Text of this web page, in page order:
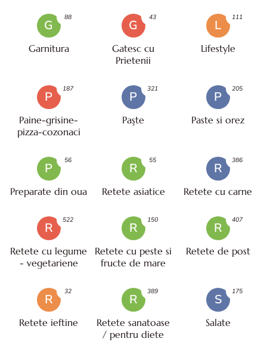
G
Garnitura
88
G
Gatesc cu
Prietenii
43
L
Lifestyle
111
P
Paine-grisine-
pizza-cozonaci
187
P
Paşte
321
P
Paste si orez
205
P
Preparate din oua
56
R
Retete asiatice
55
R
Retete cu carne
386
R
Retete cu legume
- vegetariene
522
R
Retete cu peste si
fructe de mare
150
R
Retete de post
407
R
Retete ieftine
32
R
Retete sanatoase
/ pentru diete
389
S
Salate
175